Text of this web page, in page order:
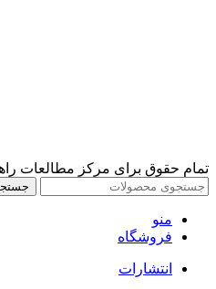
تمام حقوق برای مرکز مطالعات
منو
فروشگاه
انتشارات